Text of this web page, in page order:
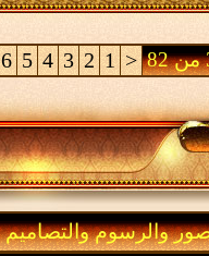
<
1
2
3
4
5
6
والرسوم والتصاميم